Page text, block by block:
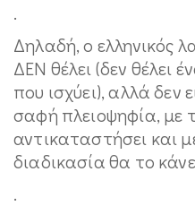
.
Δηλαδή, ο ελληνικός
ΔΕΝ θέλει (δεν θέλει
που ισχύει), αλλά δεν
σαφή πλειοψηφία, με
αντικαταστήσει και
διαδικασία θα το
.